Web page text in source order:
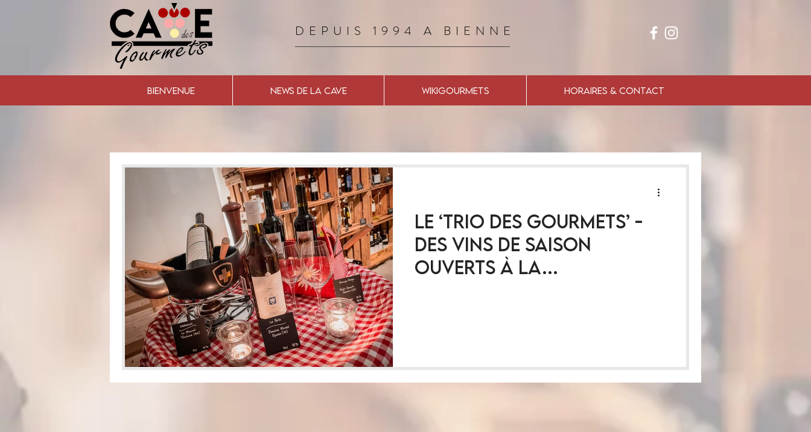
DEPUIS 1994 A BIENNE
BIENVENUE NEWS DE LA CAVE WIKIGOURMETS HORAIRES & CONTACT
Le ‘Trio des Gourmets’ -
Des vins de saison
ouverts à la